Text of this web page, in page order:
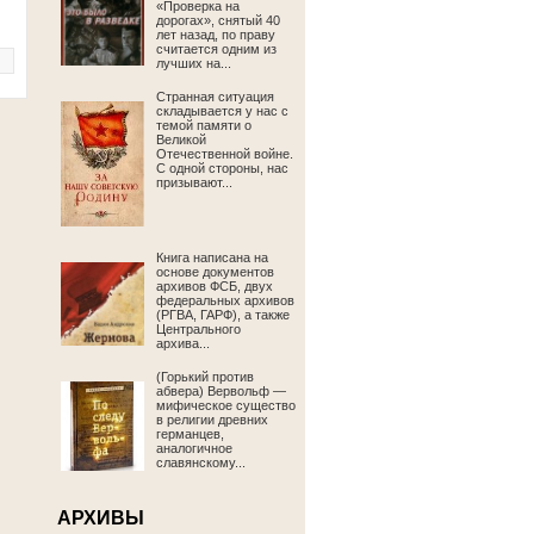
«Проверка на
дорогах», снятый 40
лет назад, по праву
считается одним из
лучших на...
Странная ситуация
складывается у нас с
темой памяти о
Великой
Отечественной войне.
С одной стороны, нас
призывают...
Книга написана на
основе документов
архивов ФСБ, двух
федеральных архивов
(РГВА, ГАРФ), а также
Центрального
архива...
(Горький против
абвера) Вервольф —
мифическое существо
в религии древних
германцев,
аналогичное
славянскому...
АРХИВЫ